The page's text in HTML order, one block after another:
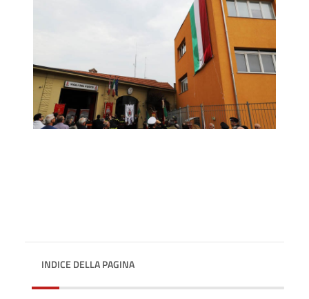
INDICE DELLA PAGINA